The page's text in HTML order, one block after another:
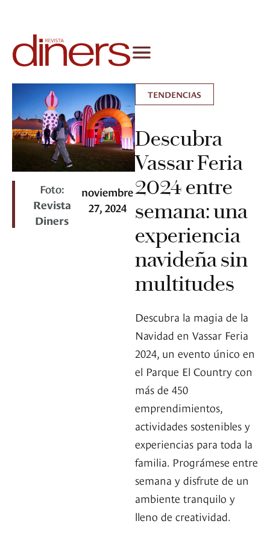
Foto:
Revista
Diners
noviembre
27, 2024
TENDENCIAS
Descubra
Vassar Feria
2024 entre
semana: una
experiencia
navideña sin
multitudes
Descubra la magia de la
Navidad en Vassar Feria
2024, un evento único en
el Parque El Country con
más de 450
emprendimientos,
actividades sostenibles y
experiencias para toda la
familia. Prográmese entre
semana y disfrute de un
ambiente tranquilo y
lleno de creatividad.